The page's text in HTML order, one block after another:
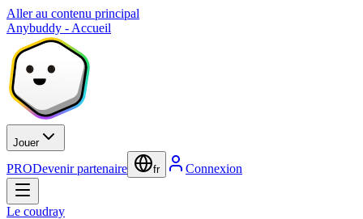
Aller au contenu principal
Anybuddy - Accueil
Jouer
PRODevenir partenaire fr Connexion
Le coudray